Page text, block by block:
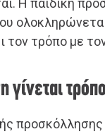
τον τρόπο με
προσκόλλησης